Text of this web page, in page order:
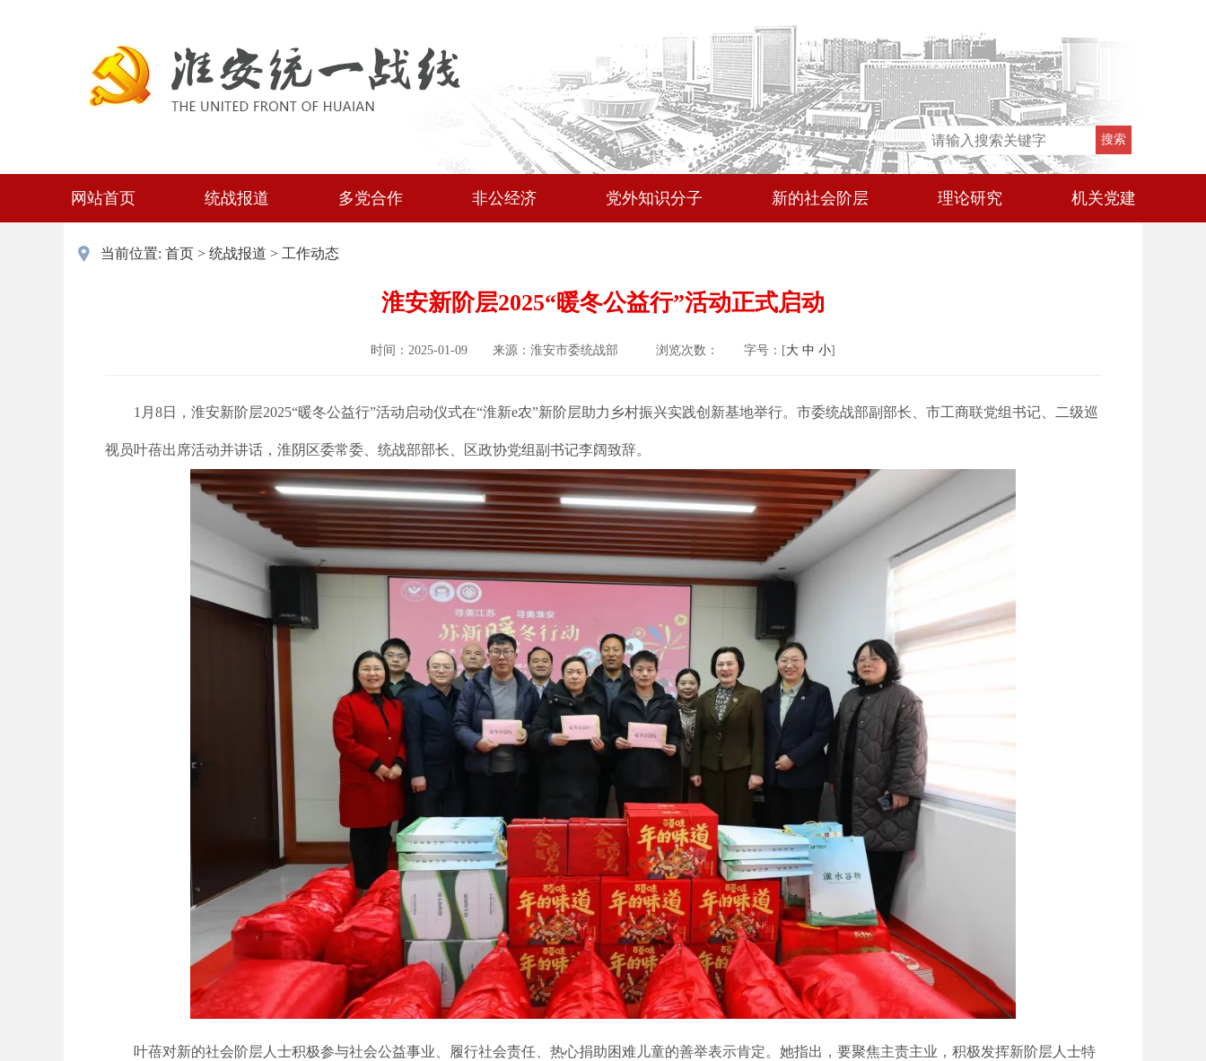
网站首页 统战报道 多党合作 非公经济 党外知识分子 新的社会阶层 理论研究 机关党建
当前位置: 首页 > 统战报道 > 工作动态
淮安新阶层2025“暖冬公益行”活动正式启动
时间：2025-01-09 来源：淮安市委统战部 浏览次数： 字号：[大 中 小]
1月8日，淮安新阶层2025“暖冬公益行”活动启动仪式在“淮新e农”新阶层助力乡村振兴实践创新基地举行。市委统战部副部长、市工商联党组书记、二级巡
视员叶蓓出席活动并讲话，淮阴区委常委、统战部部长、区政协党组副书记李阔致辞。
叶蓓对新的社会阶层人士积极参与社会公益事业、履行社会责任、热心捐助困难儿童的善举表示肯定。她指出，要聚焦主责主业，积极发挥新阶层人士特